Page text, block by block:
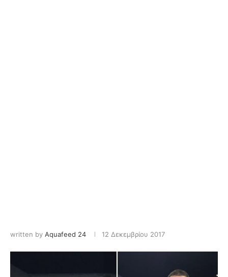
written by Aquafeed 24 12 Δεκεμβρίου 2017